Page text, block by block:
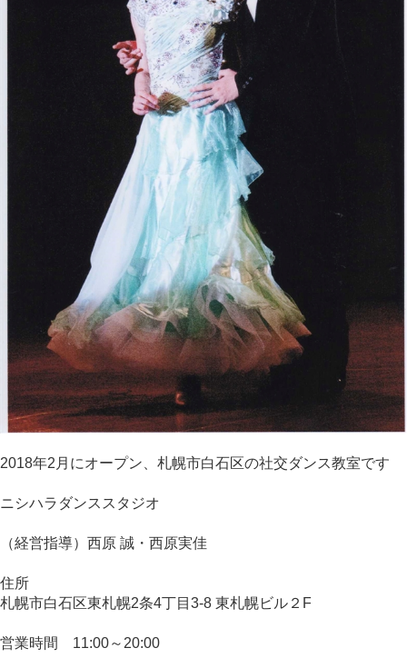
2018年2月にオープン、札幌市白石区の社交ダンス教室です
ニシハラダンススタジオ
（経営指導）西原 誠・西原実佳
住所
札幌市白石区東札幌2条4丁目3-8 東札幌ビル２F
営業時間 11:00～20:00